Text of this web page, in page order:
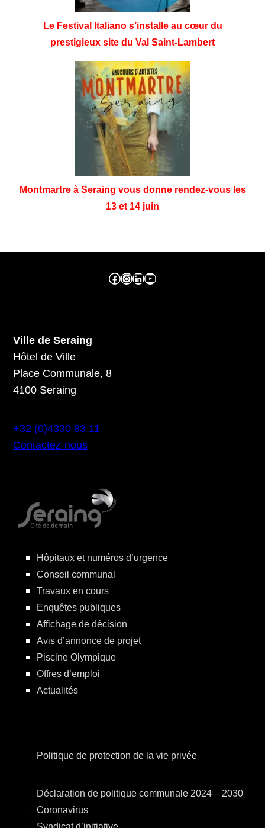
Le Festival Italiano s’installe au cœur du
prestigieux site du Val Saint-Lambert
Montmartre à Seraing vous donne rendez-vous les
13 et 14 juin
Facebook ville de seraing Instragram ville de seraing linkedin – ville de seraing YouTube
Ville de Seraing
Hôtel de Ville
Place Communale, 8
4100 Seraing
+32 (0)4330 83 11
Contactez-nous
Hôpitaux et numéros d’urgence
Conseil communal
Travaux en cours
Enquêtes publiques
Affichage de décision
Avis d’annonce de projet
Piscine Olympique
Offres d’emploi
Actualités
Politique de protection de la vie privée
Déclaration de politique communale 2024 – 2030
Coronavirus